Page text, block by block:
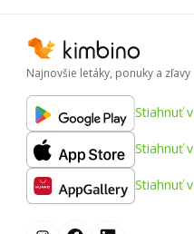
Najnovšie letáky, ponuky a zľavy
Stiahnuť v
Stiahnuť v
Stiahnuť v